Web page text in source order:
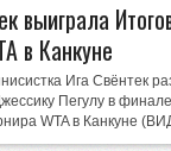
выиграла
в Канкуне
Ига Свёнтек
Пегулу в финале
WTA в Канкуне